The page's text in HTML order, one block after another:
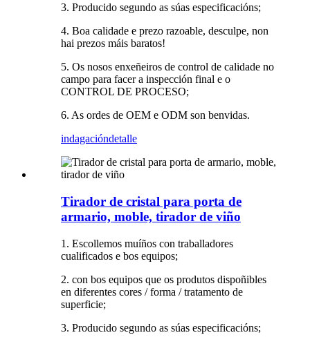
3. Producido segundo as súas especificacións;
4. Boa calidade e prezo razoable, desculpe, non
hai prezos máis baratos!
5. Os nosos enxeñeiros de control de calidade no
campo para facer a inspección final e o
CONTROL DE PROCESO;
6. As ordes de OEM e ODM son benvidas.
indagacióndetalle
Tirador de cristal para porta de
armario, moble, tirador de viño
1. Escollemos muíños con traballadores
cualificados e bos equipos;
2. con bos equipos que os produtos dispoñibles
en diferentes cores / forma / tratamento de
superficie;
3. Producido segundo as súas especificacións;